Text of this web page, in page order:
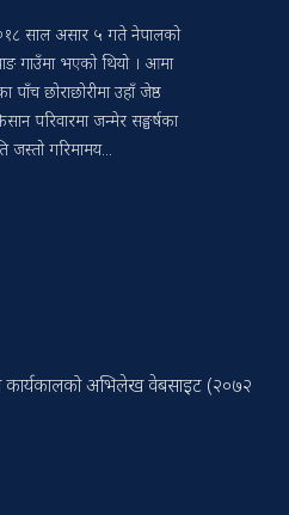
२०१८ साल असार ५ गते नेपालको
गाउँमा भएको थियो । आमा
पाँच छोराछोरीमा उहाँ जेष्ठ
परिवारमा जन्मेर सङ्घर्षका
जस्तो गरिमामय...
कार्यकालको अभिलेख वेबसाइट (२०७२